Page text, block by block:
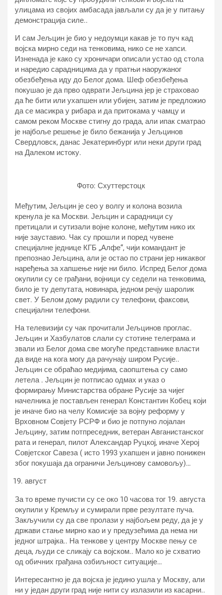
улицама из својих амбасада јављали су да је у питању
демонстрација силе..
И сам Јељцин је био у недоумци какав је то пуч кад
војска мирно седи на тенковима, нико се не хапси.
Изненада је како су хроничари описали устао од стола
и наредио сарадницима да у пратњи наоружаног
обезбеђења иду до Белог дома. Шеф обезбеђења
покушао је да прво одврати Јељцина јер је страховао
да ће бити или ухапшен или убијен, затим је предложио
да се масикра у рибара и да притокама у чамцу и
самом реком Москве стигну до града, али ипак сматрао
је најбоље решење је било бежанија у Јељцинов
Свердловск, данас Јекатеринбург или неки други град
на Далеком истоку.
Фото: Схуттерстоцк
Међутим, Јељцин је сео у волгу и колона возила
кренула је ка Москви. Јељцин и сарадници су
претицали и сутизали војне колоне, међутим нико их
није зауставио. Чак су прошли и поред чувене
специјалне једнице КГБ „Алфе“, чији командант је
препознао Јељцина, али је остао по страни јер никаквог
наређења за хапшење није ни било. Испред Белог дома
окупили су се грађани, војници су седели на тенковима,
било је ту депутата, новинара, једном речју шаролик
свет. У Белом дому радили су телефони, факсови,
специјални телефони.
На телевизији су чак прочитали Јељцинов проглас.
Јељцин и Хазбулатов слали су стотине телеграма и
звали из Белог дома све могуће представнике власти
да виде на кога могу да рачунају широм Русије..
Јељцин се обраћао медијима, саопштења су само
летела . Јељцин је потписао одмах и указ о
формирању Министарства обране Русије за чијег
начелника је постављен генерал Константин Кобец који
је иначе био на челу Комисије за војну реформу у
Врховном Совјету РСРФ и био је потпуно лојалан
Јељцину, затим потпреседник, ветеран Авганистанског
рата и генерал, пилот Александар Руцкој, иначе Херој
Совјетског Савеза ( исто 1993 ухапшен и јавно понижен
због покушаја да ограничи Јељцинову самовољу)…
август
За то време пучисти су се око 10 часова тог 19. августа
окупили у Кремљу и сумирали прве резултате пуча.
Закључили су да све пролази у најбољем реду, да је у
држави стање мирно као и у предузећима да нема ни
једног штрајка.. На тенкове у центру Москве пењу се
деца, људи се сликају са војском.. Мало ко је схватио
од обичних грађана озбиљност ситуације…
Интересантно је да војска је једино ушла у Москву, али
ни у један други град није нити су излазили из касарни..